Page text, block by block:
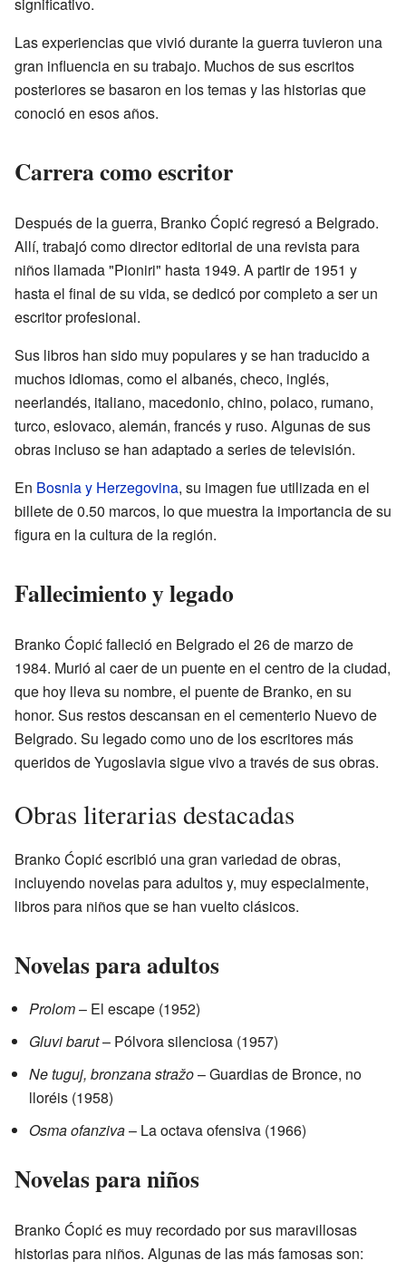
significativo.
Las experiencias que vivió durante la guerra tuvieron una
gran influencia en su trabajo. Muchos de sus escritos
posteriores se basaron en los temas y las historias que
conoció en esos años.
Carrera como escritor
Después de la guerra, Branko Ćopić regresó a Belgrado.
Allí, trabajó como director editorial de una revista para
niños llamada "Pioniri" hasta 1949. A partir de 1951 y
hasta el final de su vida, se dedicó por completo a ser un
escritor profesional.
Sus libros han sido muy populares y se han traducido a
muchos idiomas, como el albanés, checo, inglés,
neerlandés, italiano, macedonio, chino, polaco, rumano,
turco, eslovaco, alemán, francés y ruso. Algunas de sus
obras incluso se han adaptado a series de televisión.
En Bosnia y Herzegovina, su imagen fue utilizada en el
billete de 0.50 marcos, lo que muestra la importancia de su
figura en la cultura de la región.
Fallecimiento y legado
Branko Ćopić falleció en Belgrado el 26 de marzo de
1984. Murió al caer de un puente en el centro de la ciudad,
que hoy lleva su nombre, el puente de Branko, en su
honor. Sus restos descansan en el cementerio Nuevo de
Belgrado. Su legado como uno de los escritores más
queridos de Yugoslavia sigue vivo a través de sus obras.
Obras literarias destacadas
Branko Ćopić escribió una gran variedad de obras,
incluyendo novelas para adultos y, muy especialmente,
libros para niños que se han vuelto clásicos.
Novelas para adultos
Prolom– El escape (1952)
Gluvi barut– Pólvora silenciosa (1957)
Ne tuguj, bronzana stražo– Guardias de Bronce, no
lloréis (1958)
Osma ofanziva– La octava ofensiva (1966)
Novelas para niños
Branko Ćopić es muy recordado por sus maravillosas
historias para niños. Algunas de las más famosas son: